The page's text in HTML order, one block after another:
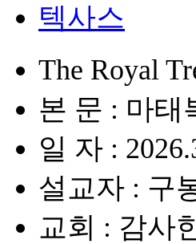
텍사스
The Royal
본 문 : 마태
일 자 :
설교자 : 구
교회 : 감사